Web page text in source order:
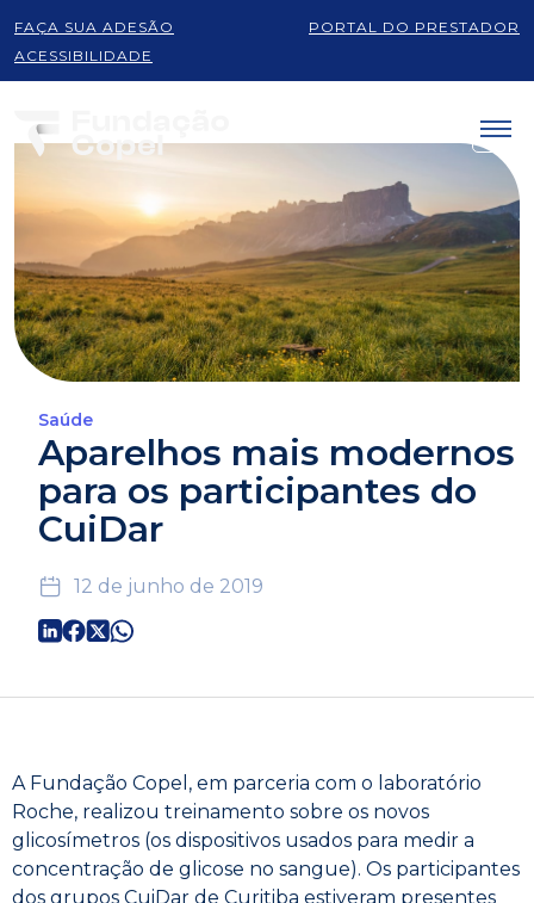
FAÇA SUA ADESÃO
PORTAL DO PRESTADOR
ACESSIBILIDADE
Saúde
Aparelhos mais modernos
para os participantes do
CuiDar
12 de junho de 2019
A Fundação Copel, em parceria com o laboratório
Roche, realizou treinamento sobre os novos
glicosímetros (os dispositivos usados para medir a
concentração de glicose no sangue). Os participantes
dos grupos CuiDar de Curitiba estiveram presentes